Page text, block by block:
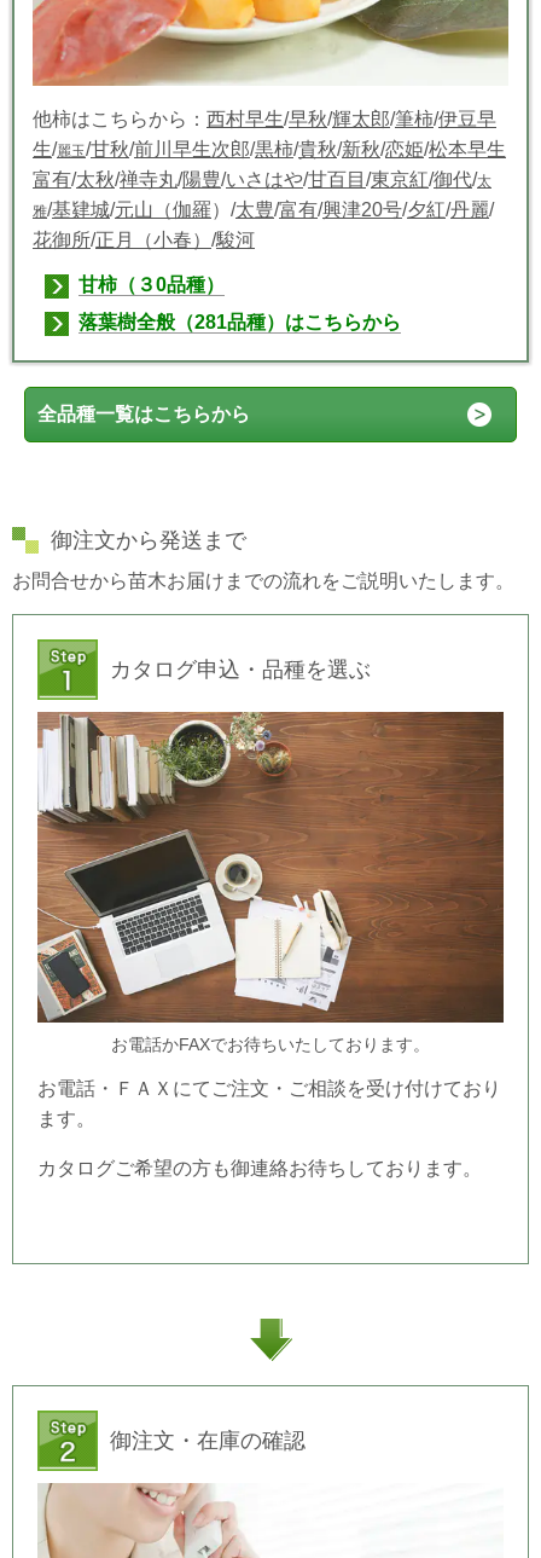
他柿はこちらから： 西村早生/早秋/輝太郎/筆柿/伊豆早
生/麗玉/甘秋/前川早生次郎/黒柿/貴秋/新秋/恋姫/松本早生
富有/太秋/禅寺丸/陽豊/いさはや/甘百目 /東京紅/御代/太
雅/基肄城/元山（伽羅）/太豊/富有/興津20号/夕紅/丹麗/
花御所/正月（小春） /駿河
甘柿（３0品種）
落葉樹全般（281品種）はこちらから
全品種一覧はこちらから
御注文から発送まで
お問合せから苗木お届けまでの流れをご説明いたします。
カタログ申込・品種を選ぶ
お電話かFAXでお待ちいたしております。
お電話・ＦＡＸにてご注文・ご相談を受け付けており
ます。
カタログご希望の方も御連絡お待ちしております。
御注文・在庫の確認